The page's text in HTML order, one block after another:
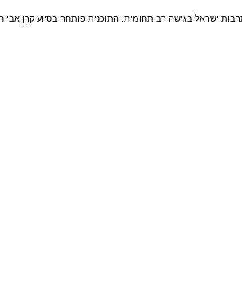
ישראל בגישה רב תחומית. התוכנית פותחה בסיוע קרן